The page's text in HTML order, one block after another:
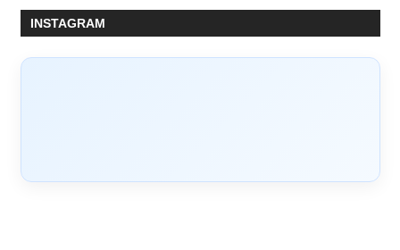
INSTAGRAM